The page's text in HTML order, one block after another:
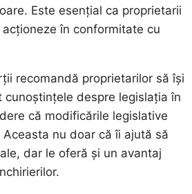
Este esențial ca proprietarii
în conformitate cu
recomandă proprietarilor să își
cunoștințele despre legislația în
că modificările legislative
nu doar că îi ajută să
dar le oferă și un avantaj